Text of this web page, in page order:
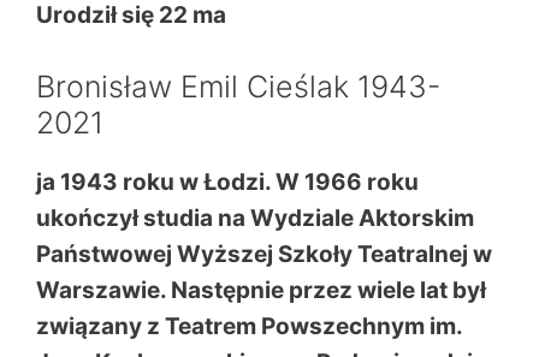
Urodził się 22 ma
Bronisław Emil Cieślak 1943-
2021
ja 1943 roku w Łodzi. W 1966 roku
ukończył studia na Wydziale Aktorskim
Państwowej Wyższej Szkoły Teatralnej w
Warszawie. Następnie przez wiele lat był
związany z Teatrem Powszechnym im.